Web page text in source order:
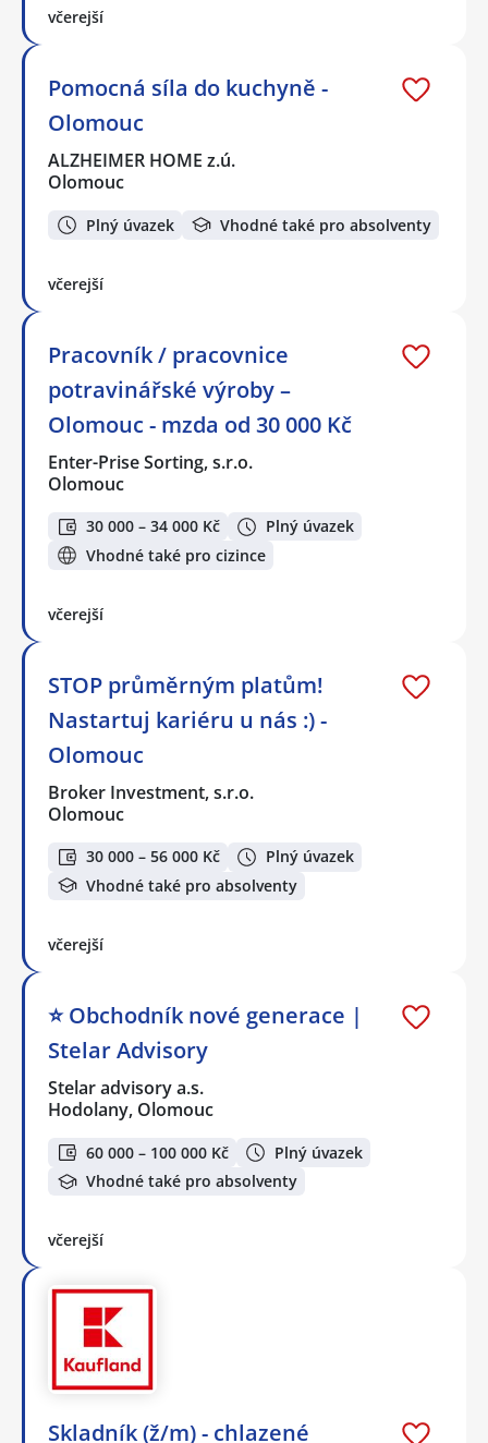
včerejší
Pomocná síla do kuchyně -
Olomouc
ALZHEIMER HOME z.ú.
Olomouc
Plný úvazek Vhodné také pro absolventy
včerejší
Pracovník / pracovnice
potravinářské výroby –
Olomouc - mzda od 30 000 Kč
Enter-Prise Sorting, s.r.o.
Olomouc
30 000 – 34 000 Kč
Plný úvazek
Vhodné také pro cizince
včerejší
STOP průměrným platům!
Nastartuj kariéru u nás :) -
Olomouc
Broker Investment, s.r.o.
Olomouc
30 000 – 56 000 Kč
Plný úvazek
Vhodné také pro absolventy
včerejší
⭐️ Obchodník nové generace |
Stelar Advisory
Stelar advisory a.s.
Hodolany, Olomouc
60 000 – 100 000 Kč
Plný úvazek
Vhodné také pro absolventy
včerejší
Skladník (ž/m) - chlazené